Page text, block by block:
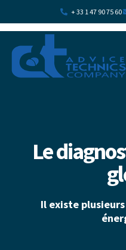
+ 33 1 47 90 75 60
Le
Il existe